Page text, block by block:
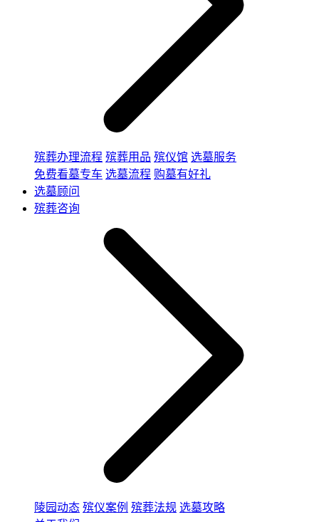
殡葬办理流程 殡葬用品 殡仪馆 选墓服务
免费看墓专车 选墓流程 购墓有好礼
选墓顾问
殡葬咨询
陵园动态 殡仪案例 殡葬法规 选墓攻略